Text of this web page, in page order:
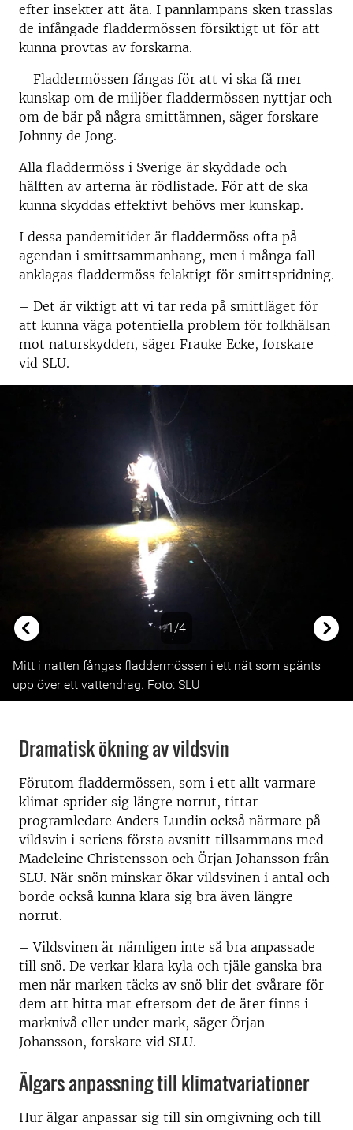
efter insekter att äta. I pannlampans sken trasslas
de infångade fladdermössen försiktigt ut för att
kunna provtas av forskarna.
– Fladdermössen fångas för att vi ska få mer
kunskap om de miljöer fladdermössen nyttjar och
om de bär på några smittämnen, säger forskare
Johnny de Jong.
Alla fladdermöss i Sverige är skyddade och
hälften av arterna är rödlistade. För att de ska
kunna skyddas effektivt behövs mer kunskap.
I dessa pandemitider är fladdermöss ofta på
agendan i smittsammanhang, men i många fall
anklagas fladdermöss felaktigt för smittspridning.
– Det är viktigt att vi tar reda på smittläget för
att kunna väga potentiella problem för folkhälsan
mot naturskydden, säger Frauke Ecke, forskare
vid SLU.
1/4
Previous
Mitt i natten fångas fladdermössen i ett nät som spänts
upp över ett vattendrag. Foto: SLU
Dramatisk ökning av vildsvin
Förutom fladdermössen, som i ett allt varmare
klimat sprider sig längre norrut, tittar
programledare Anders Lundin också närmare på
vildsvin i seriens första avsnitt tillsammans med
Madeleine Christensson och Örjan Johansson från
SLU. När snön minskar ökar vildsvinen i antal och
borde också kunna klara sig bra även längre
norrut.
– Vildsvinen är nämligen inte så bra anpassade
till snö. De verkar klara kyla och tjäle ganska bra
men när marken täcks av snö blir det svårare för
dem att hitta mat eftersom det de äter finns i
marknivå eller under mark, säger Örjan
Johansson, forskare vid SLU.
Älgars anpassning till klimatvariationer
Hur älgar anpassar sig till sin omgivning och till